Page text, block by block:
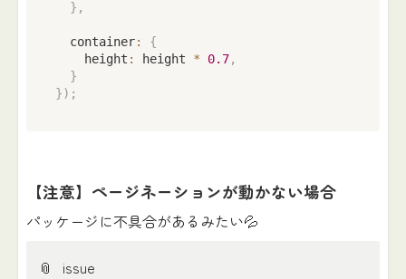
} ,
  container
:
{
    height
: height * 0.7,
}
}) ;
【注意】ページネーションが動かない場合
パッケージに不具合があるみたい💦
📎
issue